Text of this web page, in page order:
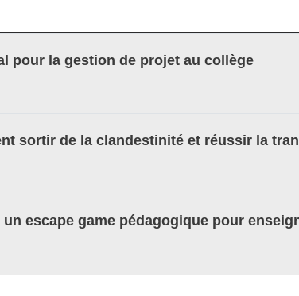
pour la gestion de projet au collège
sortir de la clandestinité et réussir la
escape game pédagogique pour